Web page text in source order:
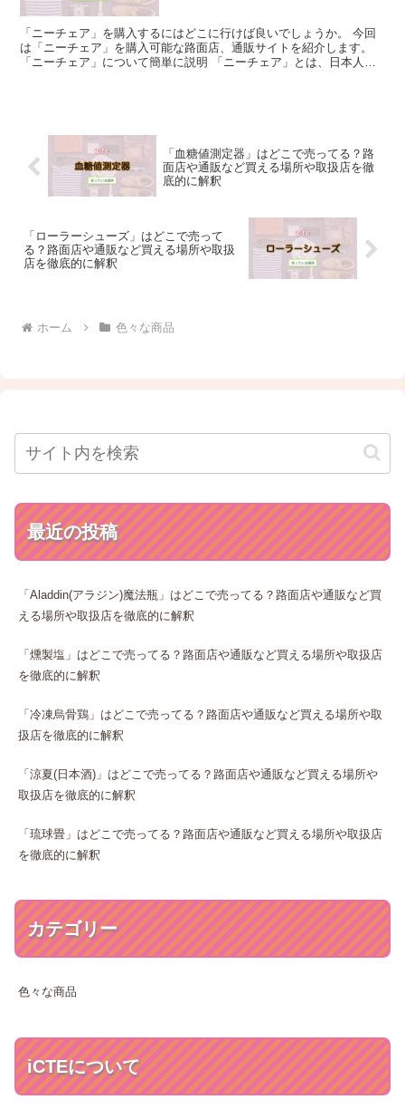
「ニーチェア」を購入するにはどこに行けば良いでしょうか。 今回
は「ニーチェア」を購入可能な路面店、通販サイトを紹介します。
「ニーチェア」について簡単に説明 「ニーチェア」とは、日本人デ
「血糖値測定器」はどこで売ってる？路
面店や通販など買える場所や取扱店を徹
底的に解釈
「ローラーシューズ」はどこで売って
る？路面店や通販など買える場所や取扱
店を徹底的に解釈
ホーム 色々な商品
最近の投稿
「Aladdin(アラジン)魔法瓶」はどこで売ってる？路面店や通販など買
える場所や取扱店を徹底的に解釈
「燻製塩」はどこで売ってる？路面店や通販など買える場所や取扱店
を徹底的に解釈
「冷凍烏骨鶏」はどこで売ってる？路面店や通販など買える場所や取
扱店を徹底的に解釈
「涼夏(日本酒)」はどこで売ってる？路面店や通販など買える場所や
取扱店を徹底的に解釈
「琉球畳」はどこで売ってる？路面店や通販など買える場所や取扱店
を徹底的に解釈
カテゴリー
色々な商品
iCTEについて